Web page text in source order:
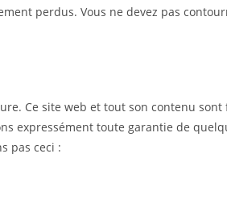
perdus. Vous ne devez pas
Ce site web et tout son contenu sont
expressément toute garantie de
pas ceci :